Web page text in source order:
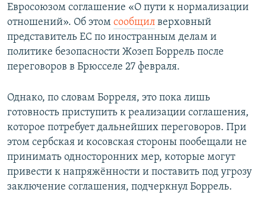
Евросоюзом соглашение «О пути к нормализации
отношений». Об этом сообщил верховный
представитель ЕС по иностранным делам и
политике безопасности Жозеп Боррель после
переговоров в Брюсселе 27 февраля.
Однако, по словам Борреля, это пока лишь
готовность приступить к реализации соглашения,
которое потребует дальнейших переговоров. При
этом сербская и косовская стороны пообещали не
принимать односторонних мер, которые могут
привести к напряжённости и поставить под угрозу
заключение соглашения, подчеркнул Боррель.